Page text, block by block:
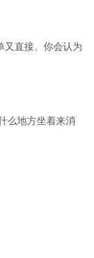
又直接。你会认为
么地方坐着来消